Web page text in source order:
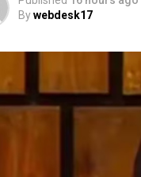
Bywebdesk17